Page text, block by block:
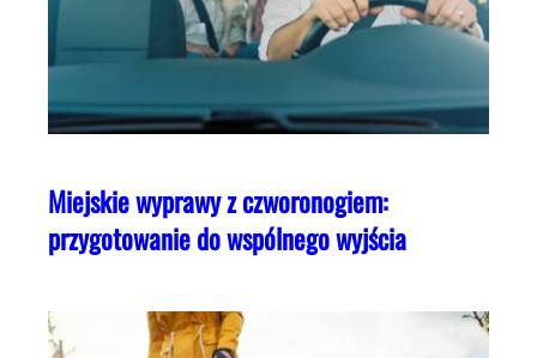
Miejskie wyprawy z czworonogiem:
przygotowanie do wspólnego wyjścia